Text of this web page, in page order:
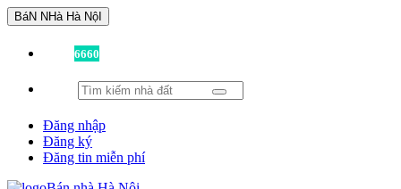
BáN NHà Hà NộI
6660
Đăng nhập
Đăng ký
Đăng tin miễn phí